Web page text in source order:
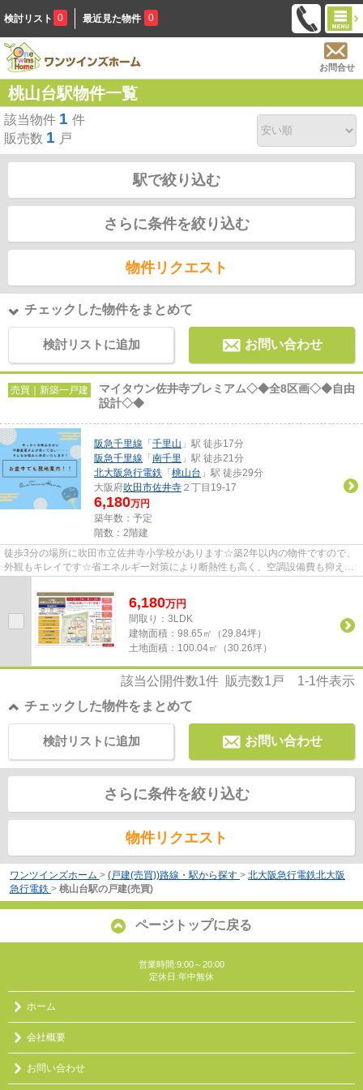
検討リスト 0 最近見た物件 0
お問合せ
桃山台駅物件一覧
該当物件 1 件
販売数 1 戸
駅で絞り込む
さらに条件を絞り込む
物件リクエスト
チェックした物件をまとめて
検討リストに追加 お問い合わせ
売買｜新築一戸建
マイタウン佐井寺プレミアム◇◆全8区画◇◆自由
設計◇◆
阪急千里線 「 千里山 」駅 徒歩17分
阪急千里線 「 南千里 」駅 徒歩21分
北大阪急行電鉄 「 桃山台 」駅 徒歩29分
大阪府吹田市佐井寺 ２丁目19-17
6,180万円
築年数：予定
階数：2階建
徒歩3分の場所に吹田市立佐井寺小学校があります☆築2年以内の物件ですので、
外観もキレイです☆省エネルギー対策により断熱性も高く、空調設備費も抑えら
6,180万円
間取り：3LDK
建物面積： 98.65㎡（29.84坪）
土地面積： 100.04㎡（30.26坪）
該当公開件数1件 販売数1 戸 1-1件表示
チェックした物件をまとめて
お問い合わせ
検討リストに追加
さらに条件を絞り込む
物件リクエスト
ワンツインズホーム > (戸建(売買))路線・駅から探す > 北大阪急行電鉄北大阪
急行電鉄 > 桃山台駅の戸建(売買)
ページトップに戻る
営業時間:9:00～20:00
定休日:年中無休
ホーム
会社概要
お問い合わせ